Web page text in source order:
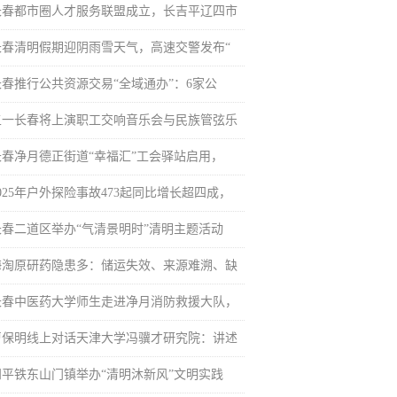
都市圈人才服务联盟成立，长吉平辽四市
清明假期迎阴雨雪天气，高速交警发布“
推行公共资源交易“全域通办”：6家公
长春将上演职工交响音乐会与民族管弦乐
净月德正街道“幸福汇”工会驿站启用，
年户外探险事故473起同比增长超四成，
二道区举办“气清景明时”清明主题活动
原研药隐患多：储运失效、来源难溯、缺
中医药大学师生走进净月消防救援大队，
明线上对话天津大学冯骥才研究院：讲述
铁东山门镇举办“清明沐新风”文明实践